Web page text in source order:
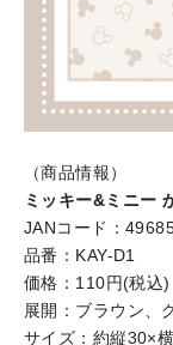
（商品情報）
ミッキー&ミニー
JANコード：
品番：KAY-D1
価格：110円(税込)
展開：ブラウン、
サイズ：約縦30×